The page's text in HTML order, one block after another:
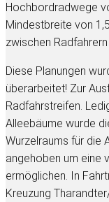
Hochbordradwege
Mindestbreite von
zwischen
Diese Planungen
überarbeitet! Zur
Radfahrstreifen.
Alleebäume wurde
Wurzelraums für die
angehoben um eine
ermöglichen. In
Kreuzung